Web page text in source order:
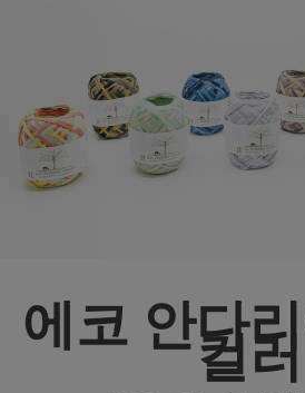
에코 안다
컬러